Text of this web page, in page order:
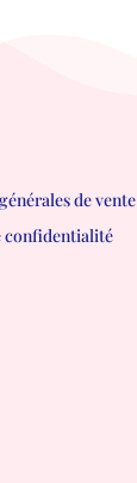
de vente
confidentialité